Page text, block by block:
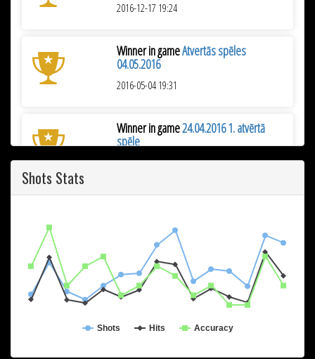
2016-12-17 19:24
Winner in gameAtvertās spēles
04.05.2016
2016-05-04 19:31
Winner in game24.04.2016 1. atvērtā
spēle
2016-04-24 17:55
Shots Stats
Shots Hits Accuracy